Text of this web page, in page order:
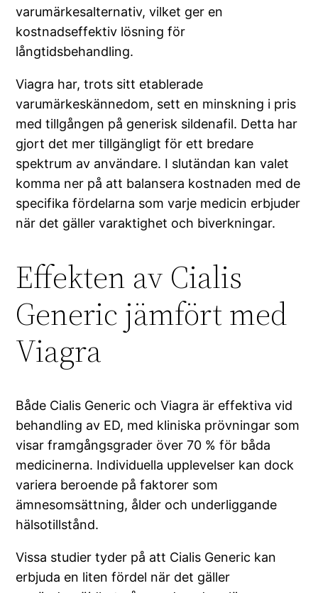
varumärkesalternativ, vilket ger en
kostnadseffektiv lösning för
långtidsbehandling.
Viagra har, trots sitt etablerade
varumärkeskännedom, sett en minskning i pris
med tillgången på generisk sildenafil. Detta har
gjort det mer tillgängligt för ett bredare
spektrum av användare. I slutändan kan valet
komma ner på att balansera kostnaden med de
specifika fördelarna som varje medicin erbjuder
när det gäller varaktighet och biverkningar.
Effekten av Cialis
Generic jämfört med
Viagra
Både Cialis Generic och Viagra är effektiva vid
behandling av ED, med kliniska prövningar som
visar framgångsgrader över 70 % för båda
medicinerna. Individuella upplevelser kan dock
variera beroende på faktorer som
ämnesomsättning, ålder och underliggande
hälsotillstånd.
Vissa studier tyder på att Cialis Generic kan
erbjuda en liten fördel när det gäller